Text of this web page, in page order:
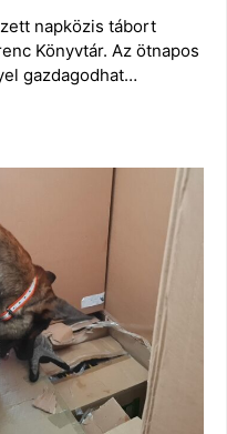
napközis tábort
Könyvtár. Az ötnapos
gazdagodhat…